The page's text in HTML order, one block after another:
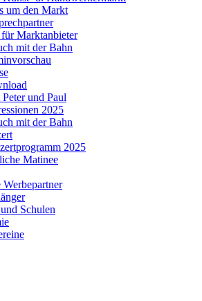
um den Markt
Marktanbieter
mit der Bahn
und Paul
2025
mit der Bahn
2025
Matinee
Werbepartner
Schulen